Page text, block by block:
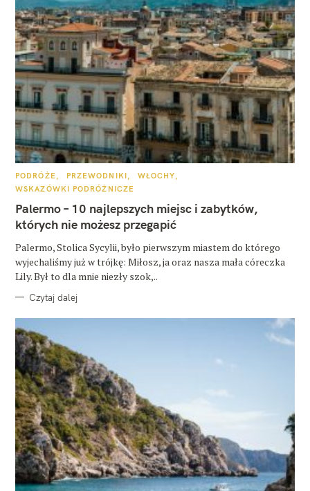
K
T
G
R
PODRÓŻE PRZEWODNIKI
WŁOCHY
WSKAZÓWKI PODRÓŻNICZE
Palermo – 10 najlepszych miejsc i zabytków,
których nie możesz przegapić
Palermo, Stolica Sycylii, było pierwszym miastem do którego
wyjechaliśmy już w trójkę: Miłosz, ja oraz nasza mała córeczka
Lily. Był to dla mnie niezły szok,..
Czytaj dalej